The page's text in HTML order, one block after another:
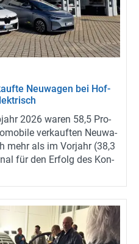
Neu­wa­gen bei Hof­
2026 waren 58,5 Pro­
ver­kauf­ten Neu­wa­
mehr als im Vor­jahr (38,3
für den Er­folg des Kon­